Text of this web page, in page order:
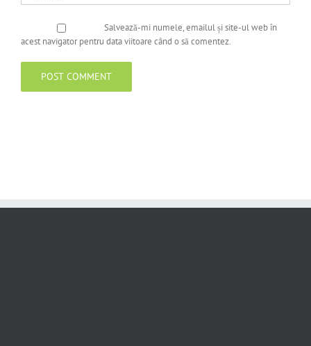
Salvează-mi numele, emailul și site-ul web în
acest navigator pentru data viitoare când o să comentez.